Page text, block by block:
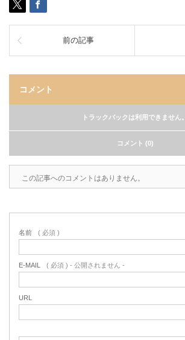
前の記事
コメント
トラックバックは利用できません。
コメント (0)
この記事へのコメントはありません。
名前 ( 必須 )
E-MAIL ( 必須 ) - 公開されません -
URL